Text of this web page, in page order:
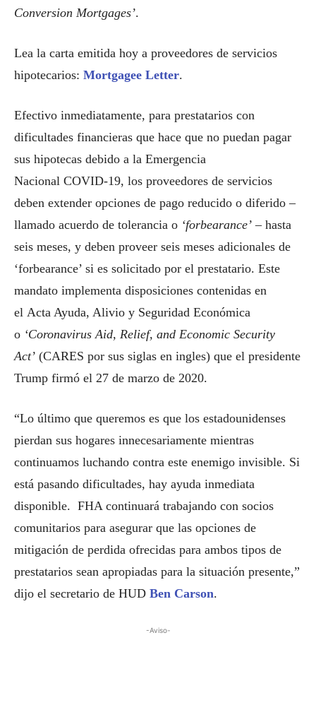
Conversion Mortgages’.
Lea la carta emitida hoy a proveedores de servicios
hipotecarios: Mortgagee Letter.
Efectivo inmediatamente, para prestatarios con
dificultades financieras que hace que no puedan pagar
sus hipotecas debido a la Emergencia
Nacional COVID-19, los proveedores de servicios
deben extender opciones de pago reducido o diferido –
llamado acuerdo de tolerancia o ‘forbearance’ – hasta
seis meses, y deben proveer seis meses adicionales de
‘forbearance’ si es solicitado por el prestatario. Este
mandato implementa disposiciones contenidas en
el Acta Ayuda, Alivio y Seguridad Económica
o ‘Coronavirus Aid, Relief, and Economic Security
Act’ (CARES por sus siglas en ingles) que el presidente
Trump firmó el 27 de marzo de 2020.
“Lo último que queremos es que los estadounidenses
pierdan sus hogares innecesariamente mientras
continuamos luchando contra este enemigo invisible. Si
está pasando dificultades, hay ayuda inmediata
disponible. FHA continuará trabajando con socios
comunitarios para asegurar que las opciones de
mitigación de perdida ofrecidas para ambos tipos de
prestatarios sean apropiadas para la situación presente,”
dijo el secretario de HUD Ben Carson.
-Aviso-